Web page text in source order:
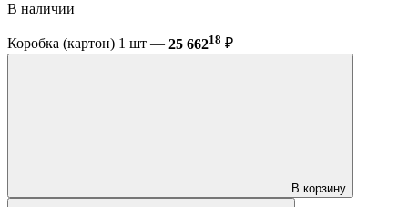
В наличии
Коробка (картон) 1 шт — 25 66218 ₽
В корзину